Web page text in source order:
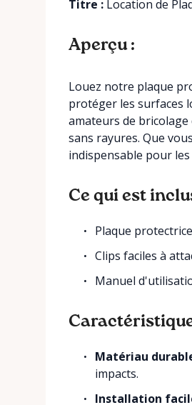
Titre : Location de
Aperçu :
Louez notre plaque
protéger les surfaces
amateurs de
sans rayures. Que
indispensable pour
Ce qui est
Plaque
Clips faciles à
Manuel
Matériau
impacts.
Installation